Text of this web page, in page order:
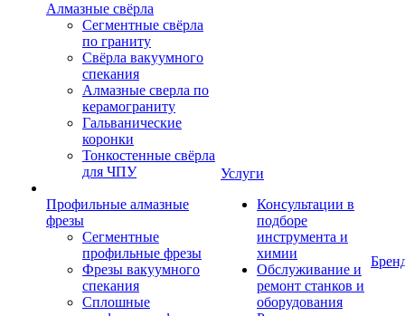
Алмазные свёрла
Сегментные свёрла
по граниту
Свёрла вакуумного
спекания
Алмазные сверла по
керамограниту
Гальванические
коронки
Тонкостенные свёрла
для ЧПУ
Профильные алмазные
фрезы
Сегментные
профильные фрезы
Фрезы вакуумного
спекания
Сплошные
Услуги
Консультации в
подборе
инструмента и
химии
Обслуживание и
ремонт станков и
оборудования